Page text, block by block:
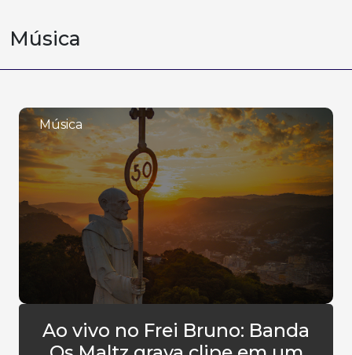
Música
Música
Ao vivo no Frei Bruno: Banda